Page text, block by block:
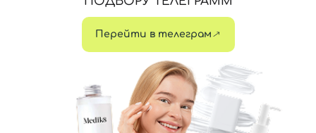
Перейти в телеграм